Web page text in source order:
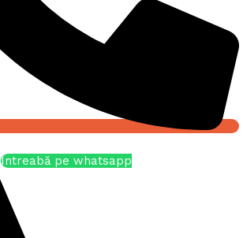
Întreabă pe whatsapp